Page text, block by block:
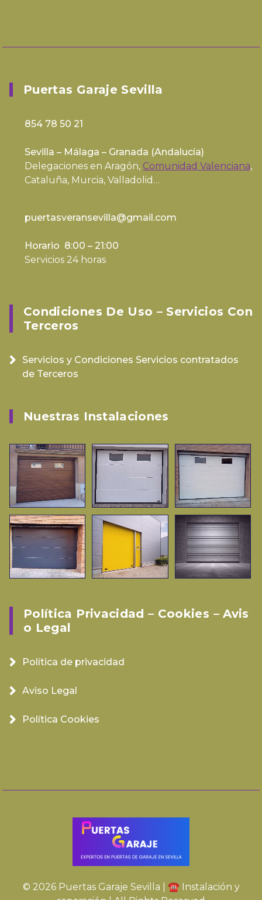
Puertas Garaje Sevilla
854 78 50 21
Sevilla – Málaga – Granada (Andalucía)
Delegaciones en Aragón, Comunidad Valenciana,
Cataluña, Murcia, Valladolid…
puertasveransevilla@gmail.com
Horario 8:00 – 21:00
Servicios 24 horas
Condiciones De Uso – Servicios Con
Terceros
Servicios y Condiciones Servicios contratados
de Terceros
Nuestras Instalaciones
Política Privacidad – Cookies – Avis
O Legal
Política de privacidad
Aviso Legal
Política Cookies
© 2026 Puertas Garaje Sevilla | ☎️ Instalación y